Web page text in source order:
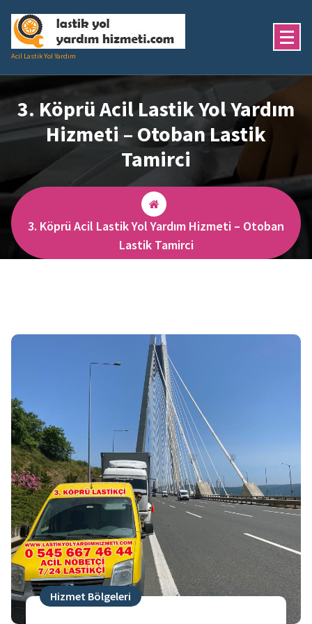
geç
Acil Lastik Yol Yardım
3. Köprü Acil Lastik Yol Yardım
Hizmeti – Otoban Lastik
Tamirci
3. Köprü Acil Lastik Yol Yardım Hizmeti – Otoban
Lastik Tamirci
Hizmet Bölgeleri